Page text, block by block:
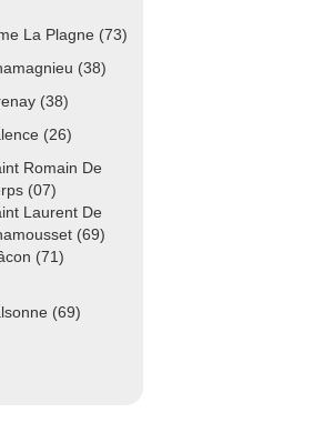
La Plagne (73)
(38)
(38)
(26)
Romain De
(07)
Laurent De
(69)
(71)
(69)